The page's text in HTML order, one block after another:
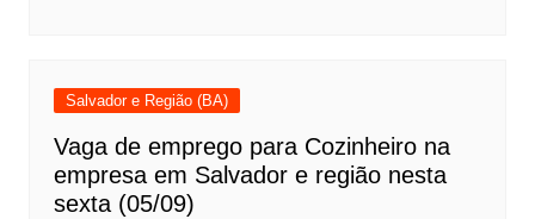
Salvador e Região (BA)
Vaga de emprego para Cozinheiro na
empresa em Salvador e região nesta
sexta (05/09)